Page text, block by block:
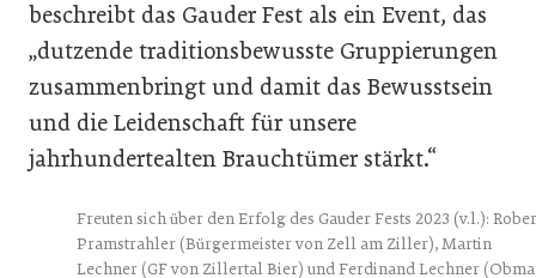
beschreibt das Gauder Fest als ein Event, das
„dutzende traditionsbewusste Gruppierungen
zusammenbringt und damit das Bewusstsein
und die Leidenschaft für unsere
jahrhundertealten Brauchtümer stärkt.“
Freuten sich über den Erfolg des Gauder Fests 2023 (v.l.):
Pramstrahler (Bürgermeister von Zell am Ziller), Martin
Lechner (GF von Zillertal Bier) und Ferdinand Lechner